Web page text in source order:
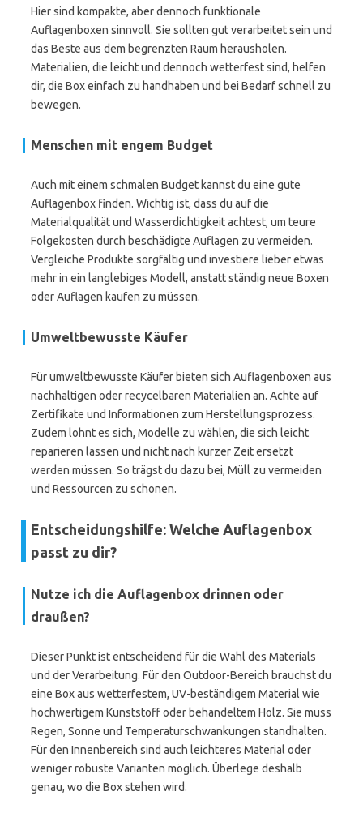
Hier sind kompakte, aber dennoch funktionale
Auflagenboxen sinnvoll. Sie sollten gut verarbeitet sein und
das Beste aus dem begrenzten Raum herausholen.
Materialien, die leicht und dennoch wetterfest sind, helfen
dir, die Box einfach zu handhaben und bei Bedarf schnell zu
bewegen.
Menschen mit engem Budget
Auch mit einem schmalen Budget kannst du eine gute
Auflagenbox finden. Wichtig ist, dass du auf die
Materialqualität und Wasserdichtigkeit achtest, um teure
Folgekosten durch beschädigte Auflagen zu vermeiden.
Vergleiche Produkte sorgfältig und investiere lieber etwas
mehr in ein langlebiges Modell, anstatt ständig neue Boxen
oder Auflagen kaufen zu müssen.
Umweltbewusste Käufer
Für umweltbewusste Käufer bieten sich Auflagenboxen aus
nachhaltigen oder recycelbaren Materialien an. Achte auf
Zertifikate und Informationen zum Herstellungsprozess.
Zudem lohnt es sich, Modelle zu wählen, die sich leicht
reparieren lassen und nicht nach kurzer Zeit ersetzt
werden müssen. So trägst du dazu bei, Müll zu vermeiden
und Ressourcen zu schonen.
Entscheidungshilfe: Welche Auflagenbox
passt zu dir?
Nutze ich die Auflagenbox drinnen oder
draußen?
Dieser Punkt ist entscheidend für die Wahl des Materials
und der Verarbeitung. Für den Outdoor-Bereich brauchst du
eine Box aus wetterfestem, UV-beständigem Material wie
hochwertigem Kunststoff oder behandeltem Holz. Sie muss
Regen, Sonne und Temperaturschwankungen standhalten.
Für den Innenbereich sind auch leichteres Material oder
weniger robuste Varianten möglich. Überlege deshalb
genau, wo die Box stehen wird.